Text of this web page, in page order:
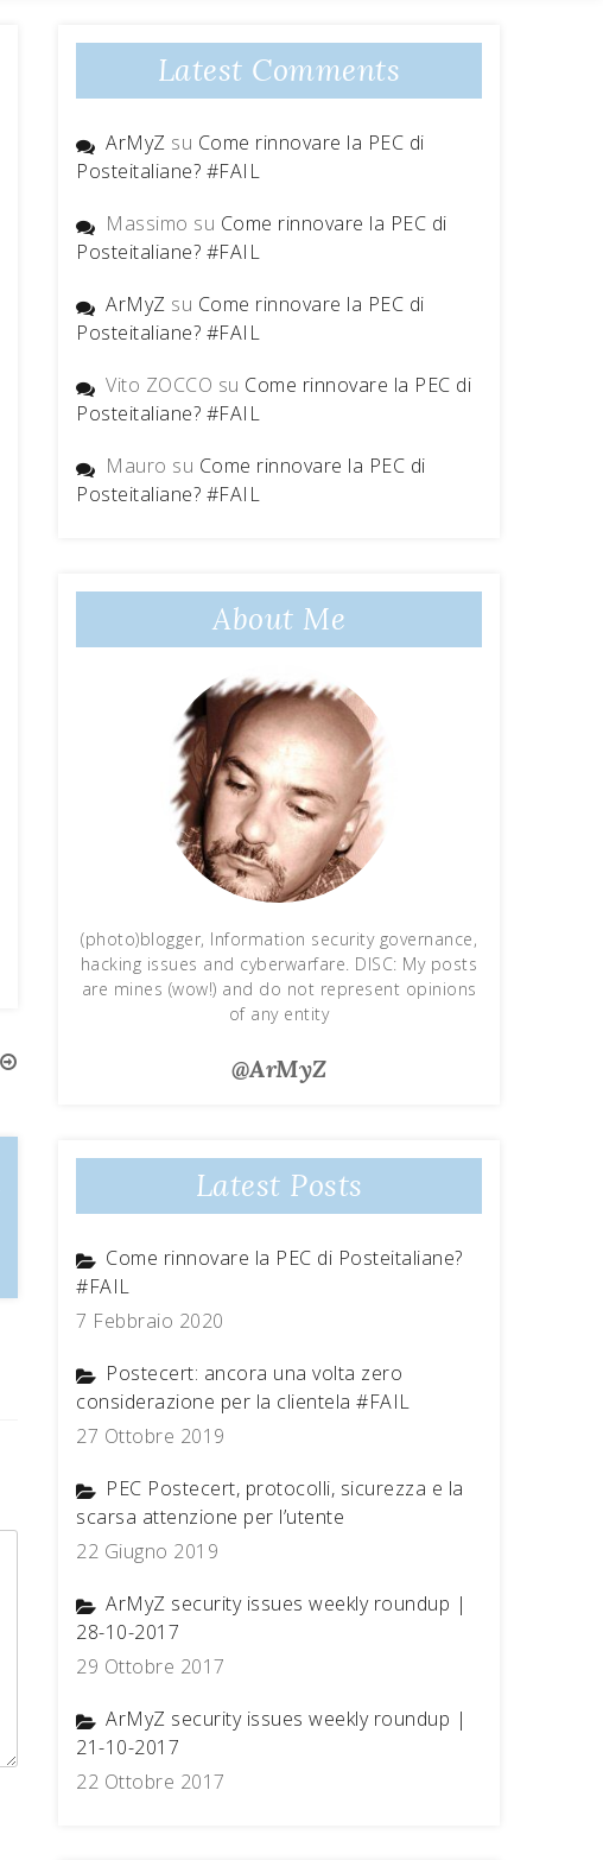
Latest Comments
ArMyZ su Come rinnovare la PEC di
Posteitaliane? #FAIL
Massimo su Come rinnovare la PEC di
Posteitaliane? #FAIL
ArMyZ su Come rinnovare la PEC di
Posteitaliane? #FAIL
Vito ZOCCO su Come rinnovare la PEC di
Posteitaliane? #FAIL
Mauro su Come rinnovare la PEC di
Posteitaliane? #FAIL
About Me
(photo)blogger, Information security governance,
hacking issues and cyberwarfare. DISC: My posts
are mines (wow!) and do not represent opinions
of any entity
@ArMyZ
Latest Posts
Come rinnovare la PEC di Posteitaliane?
#FAIL
7 Febbraio 2020
Postecert: ancora una volta zero
considerazione per la clientela #FAIL
27 Ottobre 2019
PEC Postecert, protocolli, sicurezza e la
scarsa attenzione per l’utente
22 Giugno 2019
ArMyZ security issues weekly roundup |
28-10-2017
29 Ottobre 2017
ArMyZ security issues weekly roundup |
21-10-2017
22 Ottobre 2017